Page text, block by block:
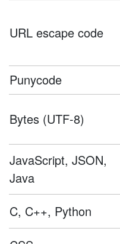
URL escape code
Punycode
Bytes (UTF-8)
JavaScript, JSON,
Java
C, C++, Python